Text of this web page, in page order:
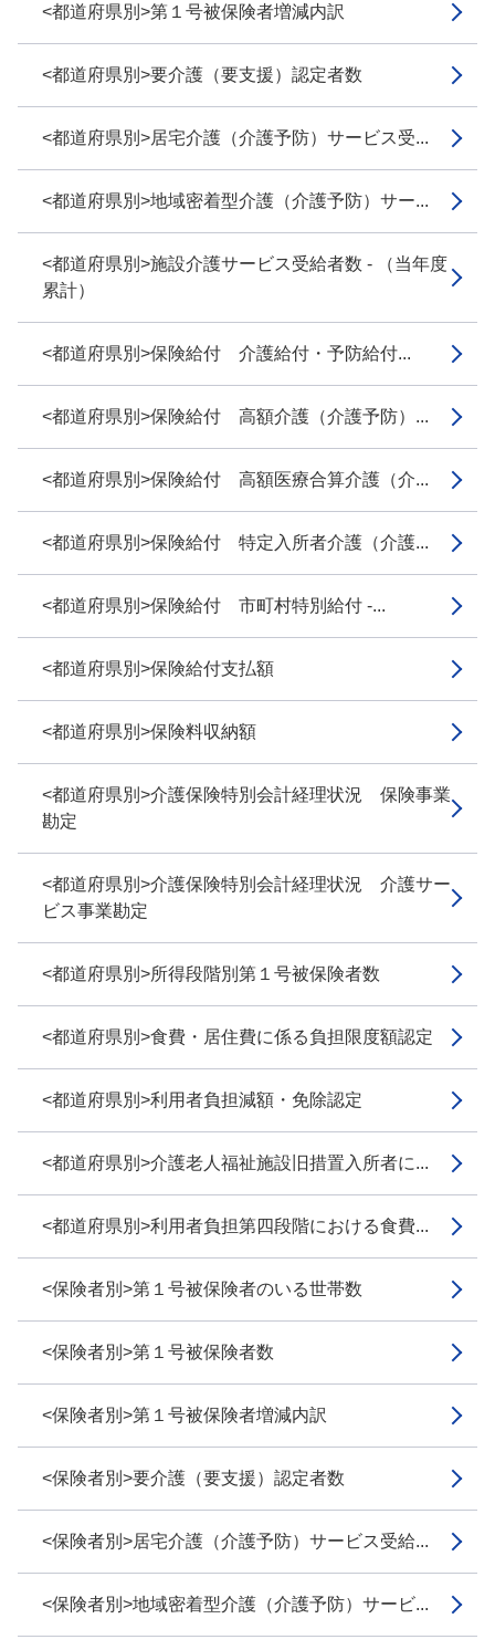
<都道府県別>第１号被保険者増減内訳
<都道府県別>要介護（要支援）認定者数
<都道府県別>居宅介護（介護予防）サービス受...
<都道府県別>地域密着型介護（介護予防）サー...
<都道府県別>施設介護サービス受給者数 - （当年度
累計）
<都道府県別>保険給付 介護給付・予防給付...
<都道府県別>保険給付 高額介護（介護予防）...
<都道府県別>保険給付 高額医療合算介護（介...
<都道府県別>保険給付 特定入所者介護（介護...
<都道府県別>保険給付 市町村特別給付 -...
<都道府県別>保険給付支払額
<都道府県別>保険料収納額
<都道府県別>介護保険特別会計経理状況 保険事業
勘定
<都道府県別>介護保険特別会計経理状況 介護サー
ビス事業勘定
<都道府県別>所得段階別第１号被保険者数
<都道府県別>食費・居住費に係る負担限度額認定
<都道府県別>利用者負担減額・免除認定
<都道府県別>介護老人福祉施設旧措置入所者に...
<都道府県別>利用者負担第四段階における食費...
<保険者別>第１号被保険者のいる世帯数
<保険者別>第１号被保険者数
<保険者別>第１号被保険者増減内訳
<保険者別>要介護（要支援）認定者数
<保険者別>居宅介護（介護予防）サービス受給...
<保険者別>地域密着型介護（介護予防）サービ...